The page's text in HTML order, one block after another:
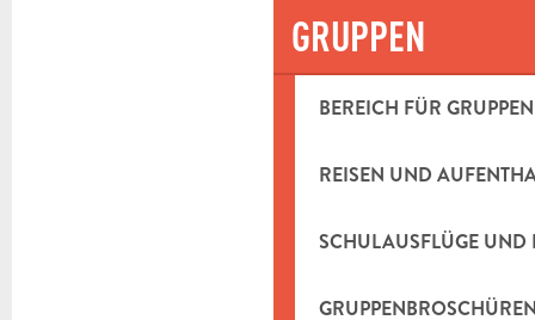
GRUPPEN
BEREICH FÜR GRUPPEN
REISEN UND
SCHULAUSFLÜGE UND